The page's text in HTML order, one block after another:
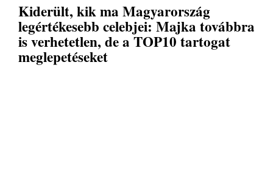
Kiderült, kik ma Magyarország
legértékesebb celebjei: Majka továbbra
is verhetetlen, de a TOP10 tartogat
meglepetéseket